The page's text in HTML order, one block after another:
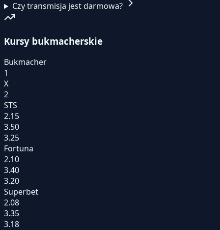
Czy transmisja jest darmowa?
Kursy bukmacherskie
Bukmacher
1
X
2
STS
2.15
3.50
3.25
Fortuna
2.10
3.40
3.20
Superbet
2.08
3.35
3.18